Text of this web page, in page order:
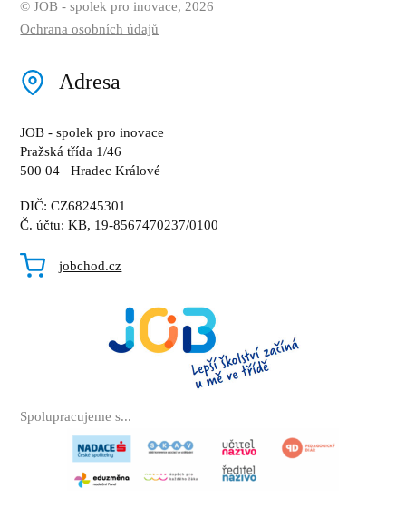
© JOB - spolek pro inovace, 2026
Ochrana osobních údajů
Adresa
JOB - spolek pro inovace
Pražská třída 1/46
500 04 Hradec Králové
DIČ: CZ68245301
Č. účtu: KB, 19-8567470237/0100
jobchod.cz
Spolupracujeme s...